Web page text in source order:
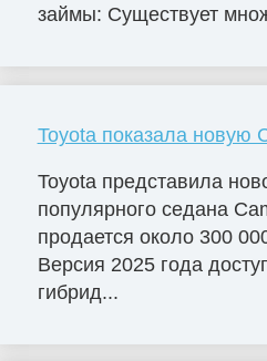
займы: Существует
Toyota показала новую
Toyota представила
популярного седана
продается около 300
Версия 2025 года
гибрид...